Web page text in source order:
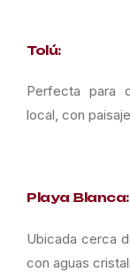
Tolú:
Perfecta para
local, con
Playa Blanca:
Ubicada cerca
con aguas